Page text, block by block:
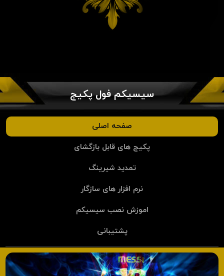
سیسیکم فول پکیج
صفحه اصلی
پکیج های قابل بازگشای
تمدید شیرینگ
نرم افزار های سازگار
اموزش نصب سیسیکم
پشتیبانی